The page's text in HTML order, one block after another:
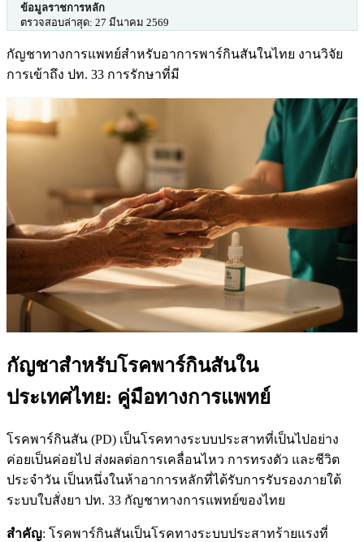
ข้อมูลราชการหลัก
ตรวจสอบล่าสุด: 27 มีนาคม 2569
กัญชาทางการแพทย์สำหรับอาการพาร์กินสันในไทย งานวิจัย
การเข้าถึง ปท. 33 การรักษาที่มี
กัญชาสำหรับโรคพาร์กินสันใน
ประเทศไทย: คู่มือทางการแพทย์
โรคพาร์กินสัน (PD) เป็นโรคทางระบบประสาทที่เป็นไปอย่าง
ค่อยเป็นค่อยไป ส่งผลต่อการเคลื่อนไหว การทรงตัว และชีวิต
ประจำวัน เป็นหนึ่งในห้าอาการหลักที่ได้รับการรับรองภายใต้
ระบบใบสั่งยา ปท. 33 กัญชาทางการแพทย์ของไทย
สำคัญ: โรคพาร์กินสันเป็นโรคทางระบบประสาทร้ายแรงที่